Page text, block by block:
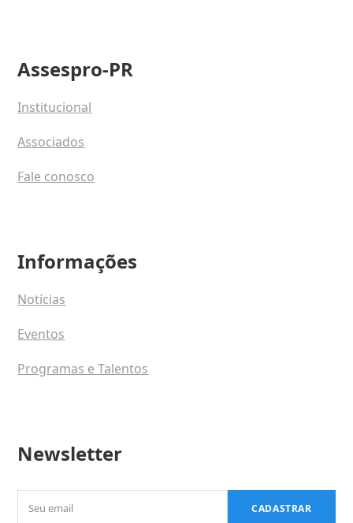
Assespro-PR
Institucional
Associados
Fale conosco
Informações
Notícias
Eventos
Programas e Talentos
Newsletter
email
CADASTRAR